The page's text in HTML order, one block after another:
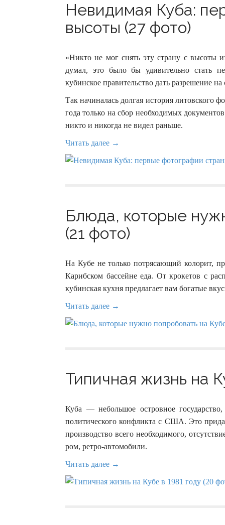
Невидимая Куба:
высоты (27 фото)
«Никто не мог снять эту страну с высоты
думал, это было бы удивительно стать
кубинское правительство дать разрешение
Так начиналась долгая история литовского
года только на сбор необходимых
никто и никогда не видел раньше.
Читать далее →
Блюда, которые
(21 фото)
На Кубе не только потрясающий колорит,
Карибском бассейне еда. От крокетов с
кубинская кухня предлагает вам богатые
Читать далее →
Типичная жизнь на
Куба — небольшое островное
политического конфликта с США. Это
производство всего необходимого,
ром, ретро-автомобили.
Читать далее →